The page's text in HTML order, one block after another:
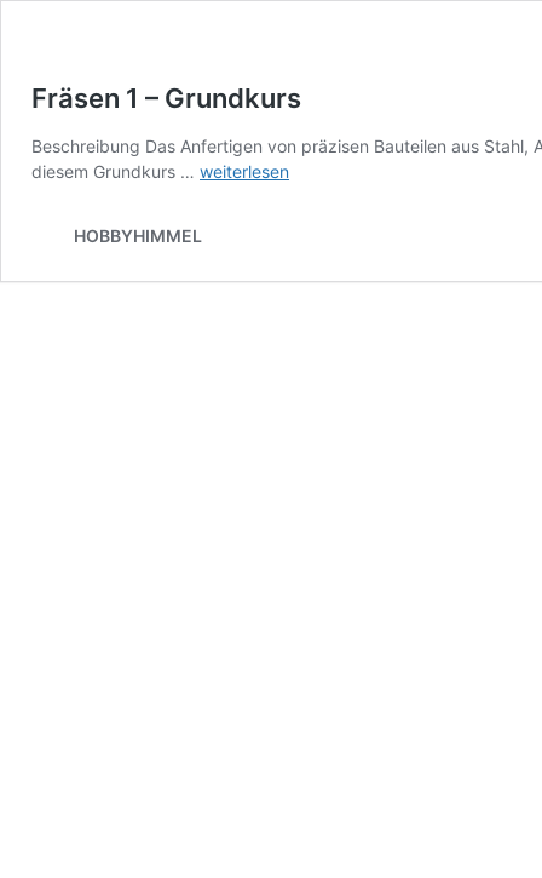
Fräsen 1 – Grundkurs
Beschreibung Das Anfertigen von präzisen Bauteilen aus
diesem Grundkurs … Fräsen
Grundkurs
weiterlesen
HOBBYHIMMEL